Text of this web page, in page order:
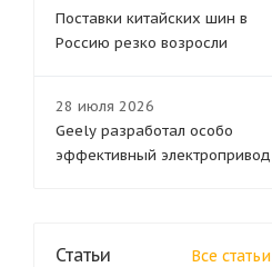
Поставки китайских шин в
Россию резко возросли
28 июля 2026
Geely разработал особо
эффективный электропривод
Статьи Все статьи